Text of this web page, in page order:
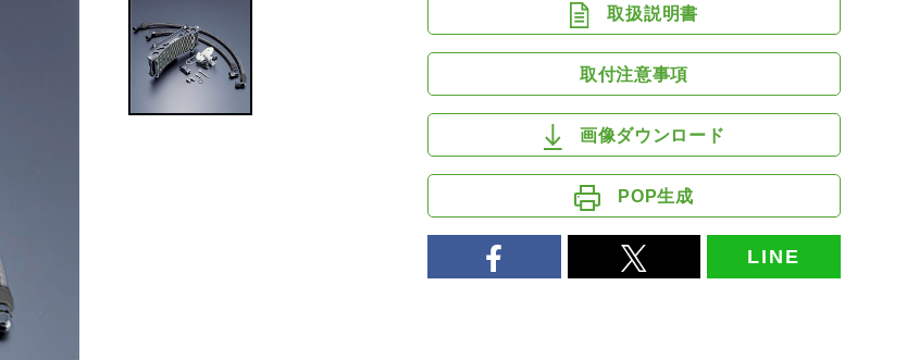
取扱説明書
取付注意事項
画像ダウンロード
POP生成
LINE